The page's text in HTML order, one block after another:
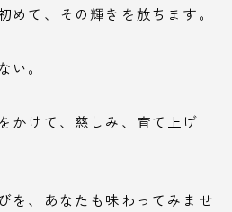
めて、その輝きを放ちます。
い。
かけて、慈しみ、育て上げ
を、あなたも味わってみませ